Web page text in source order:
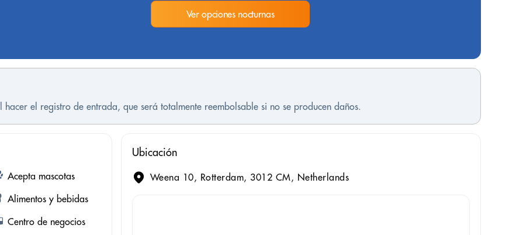
Ver opciones nocturnas
el registro de entrada, que será totalmente reembolsable si no se producen daños.
Acepta mascotas
Alimentos y bebidas
Centro de negocios
Ubicación
Weena 10, Rotterdam, 3012 CM, Netherlands